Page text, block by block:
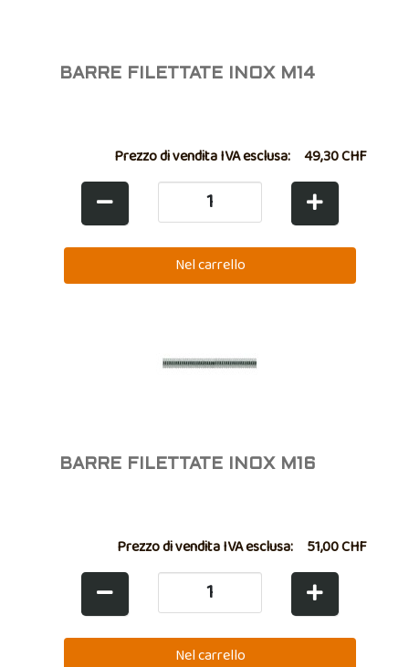
BARRE FILETTATE INOX M14
Prezzo di vendita IVA esclusa: 49,30 CHF
BARRE FILETTATE INOX M16
Prezzo di vendita IVA esclusa: 51,00 CHF